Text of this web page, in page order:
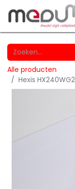
Alle producten
Hexis